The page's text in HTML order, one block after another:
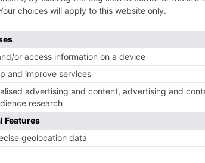
20:15 h.
h.